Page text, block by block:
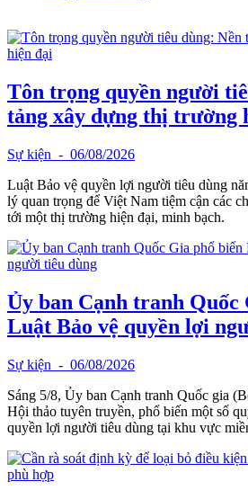
Tôn trọng quyền người
tảng xây dựng thị trường
Sự kiện - 06/08/2026
Luật Bảo vệ quyền lợi người tiêu dùng
lý quan trọng để Việt Nam tiệm cận các
tới một thị trường hiện đại, minh bạch.
Ủy ban Cạnh tranh Quốc
Luật Bảo vệ quyền lợi
Sự kiện - 06/08/2026
Sáng 5/8, Ủy ban Cạnh tranh Quốc gia
Hội thảo tuyên truyền, phổ biến một số
quyền lợi người tiêu dùng tại khu vực